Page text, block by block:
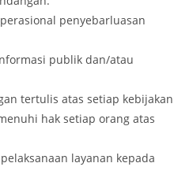
penyebarluasan
publik dan/atau
tertulis atas setiap kebijakan
hak setiap orang atas
layanan kepada